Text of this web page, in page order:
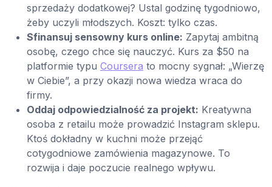
sprzedaży dodatkowej? Ustal godzinę tygodniowo,
żeby uczyli młodszych. Koszt: tylko czas.
Sfinansuj sensowny kurs online: Zapytaj ambitną
osobę, czego chce się nauczyć. Kurs za $50 na
platformie typu Coursera to mocny sygnał: „Wierzę
w Ciebie”, a przy okazji nowa wiedza wraca do
firmy.
Oddaj odpowiedzialność za projekt: Kreatywna
osoba z retailu może prowadzić Instagram sklepu.
Ktoś dokładny w kuchni może przejąć
cotygodniowe zamówienia magazynowe. To
rozwija i daje poczucie realnego wpływu.